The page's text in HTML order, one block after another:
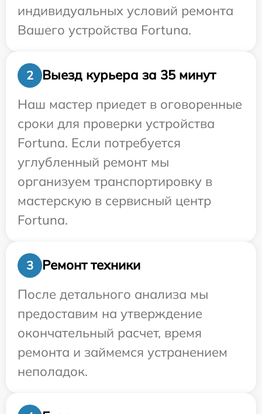
индивидуальных условий ремонта
Вашего устройства Fortuna.
2
Выезд курьера за 35 минут
Наш мастер приедет в оговоренные
сроки для проверки устройства
Fortuna. Если потребуется
углубленный ремонт мы
организуем транспортировку в
мастерскую в сервисный центр
Fortuna.
3
Ремонт техники
После детального анализа мы
предоставим на утверждение
окончательный расчет, время
ремонта и займемся устранением
неполадок.